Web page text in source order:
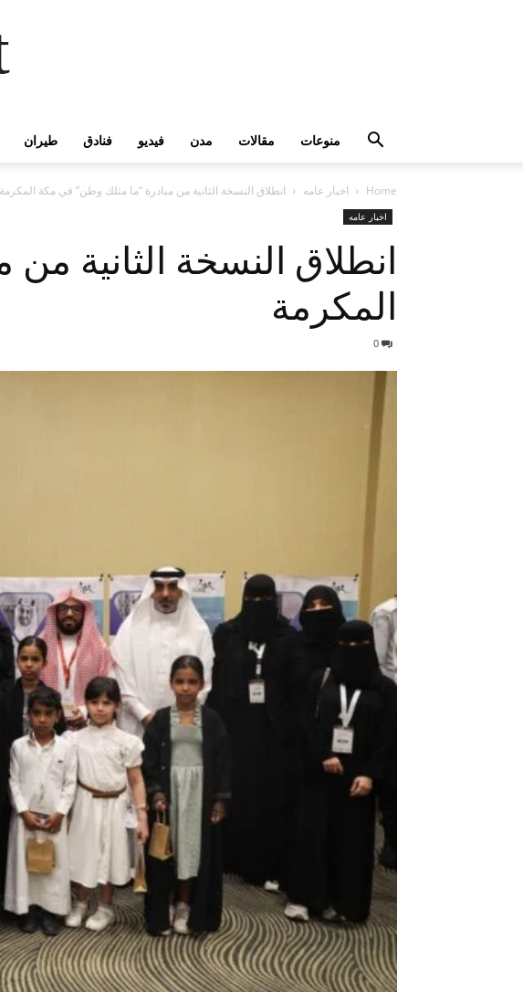
طيران فنادق فيديو مدن مقالات منوعات
Home اخبار عامه انطلاق النسخة الثانية من مبادرة “ما مثلك وطن” في مكة المكرمة
اخبار عامه
انطلاق النسخة الثانية
المكرمة